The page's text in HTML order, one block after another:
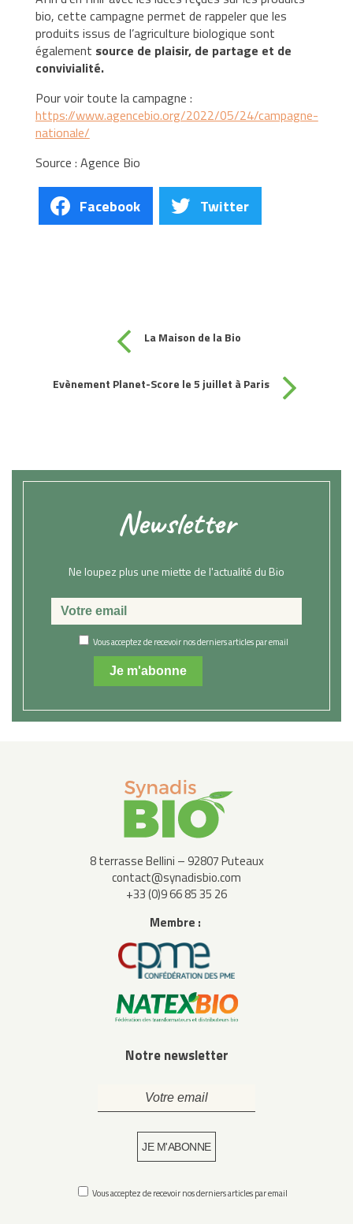
bio, cette campagne permet de rappeler que les
produits issus de l’agriculture biologique sont
également source de plaisir, de partage et de
convivialité.
Pour voir toute la campagne :
https://www.agencebio.org/2022/05/24/campagne-
nationale/
Source : Agence Bio
Facebook Twitter
La Maison de la Bio
Evènement Planet-Score le 5 juillet à Paris
Newsletter
Ne loupez plus une miette de l'actualité du Bio
Vous acceptez de recevoir nos derniers articles par email
8 terrasse Bellini – 92807 Puteaux
contact@synadisbio.com
+33 (0)9 66 85 35 26
Membre :
Notre newsletter
Vous acceptez de recevoir nos derniers articles par email